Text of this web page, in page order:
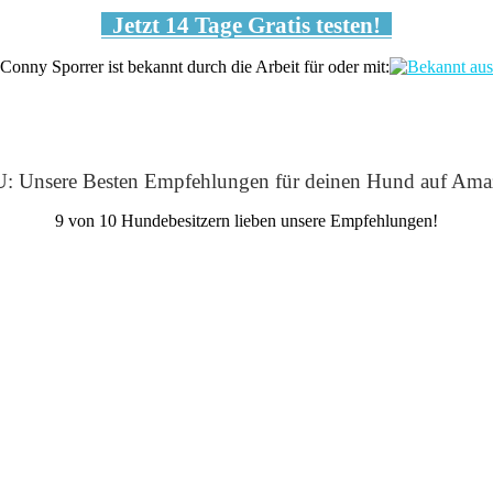
Jetzt 14 Tage Gratis testen!
Conny Sporrer ist bekannt durch die Arbeit für oder mit:
Unsere Besten Empfehlungen für deinen Hund auf
9 von 10 Hundebesitzern lieben unsere Empfehlungen!